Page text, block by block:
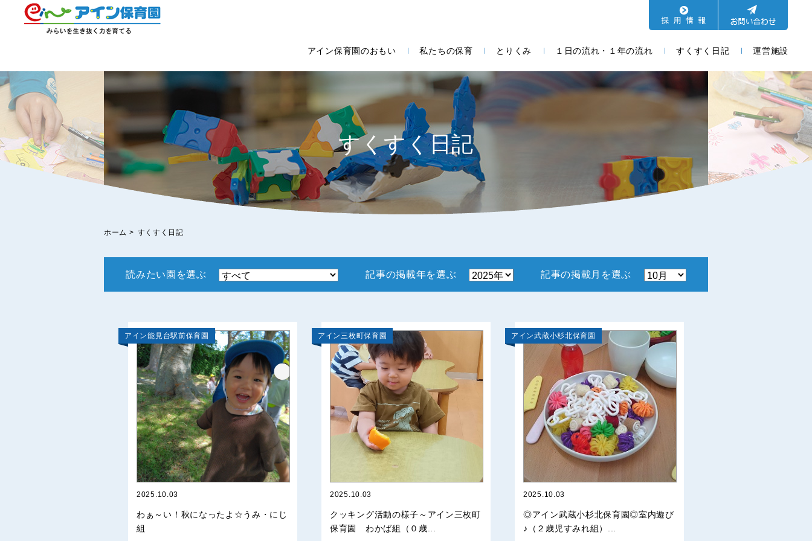
アイン保育園のおもい 私たちの保育 とりくみ １日の流れ・１年の流れ すくすく日記 運営施設
すくすく日記
ホーム > すくすく日記
読みたい園を選ぶ 記事の掲載年を選ぶ 記事の掲載月を選ぶ
アイン能見台駅前保育園
2025.10.03
わぁ～い！秋になったよ☆うみ・にじ
組
アイン三枚町保育園
2025.10.03
クッキング活動の様子～アイン三枚町
保育園 わかば組（０歳...
アイン武蔵小杉北保育園
2025.10.03
◎アイン武蔵小杉北保育園◎室内遊び
♪（２歳児すみれ組）...